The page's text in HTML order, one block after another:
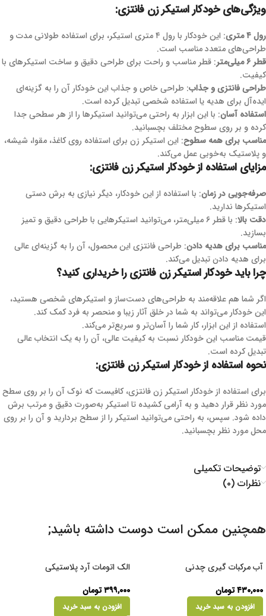
ویژگی‌های خودکار استیکر زن فانتزی:
رول ۴ متری
: این خودکار با رول ۴ متری استیکر، برای استفاده طولانی مدت و
طراحی‌های متعدد مناسب است.
قطر ۶ میلی‌متر
: قطر مناسب و راحت برای طراحی دقیق و ساخت استیکرهای با
کیفیت.
طراحی فانتزی و جذاب: طراحی خاص و جذاب این خودکار آن را به گزینه‌ای
ایده‌آل برای هدیه یا استفاده شخصی تبدیل کرده است.
استفاده آسان: با این ابزار به راحتی می‌توانید استیکرها را از هر سطحی جدا
کرده و بر روی سطوح مختلف بچسبانید.
مناسب برای همه سطوح: این استیکر زن برای استفاده روی کاغذ، مقوا، شیشه،
و پلاستیک به‌خوبی عمل می‌کند.
مزایای استفاده از خودکار استیکر زن فانتزی:
صرفه‌جویی در زمان: با استفاده از این خودکار، دیگر نیازی به برش دستی
استیکرها ندارید.
دقت بالا
: با قطر ۶ میلی‌متر، می‌توانید استیکرهایی با طراحی دقیق و تمیز
بسازید.
مناسب برای هدیه دادن: طراحی فانتزی این محصول، آن را به گزینه‌ای عالی
برای هدیه دادن تبدیل می‌کند.
چرا باید خودکار استیکر زن فانتزی را خریداری کنید؟
اگر شما هم علاقه‌مند به طراحی‌های دست‌ساز و استیکرهای شخصی هستید،
این خودکار می‌تواند به شما در خلق آثار زیبا و منحصر به فرد کمک کند.
استفاده از این ابزار، کار شما را آسان‌تر و سریع‌تر می‌کند.
قیمت مناسب این خودکار نسبت به کیفیت عالی، آن را به یک انتخاب عالی
تبدیل کرده است.
نحوه استفاده از خودکار استیکر زن فانتزی:
برای استفاده از خودکار استیکر زن فانتزی، کافیست که نوک آن را بر روی سطح
مورد نظر قرار دهید و به آرامی کشیده تا استیکر به‌صورت دقیق و مرتب برش
داده شود. سپس، به راحتی می‌توانید استیکر را از سطح بردارید و آن را بر روی
محل مورد نظر بچسبانید.
توضیحات تکمیلی
نظرات (۰)
همچنین ممکن است دوست داشته باشید;
آب مرکبات گیری چدنی
۴۳۰,۰۰۰تومان
افزودن به سبد خرید
الک اتومات آرد پلاستیکی
۳۹۹,۰۰۰تومان
افزودن به سبد خرید